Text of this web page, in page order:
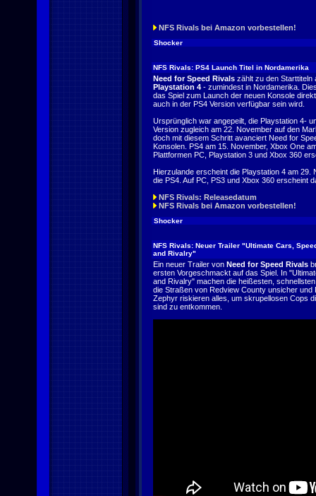
NFS Rivals bei Amazon vorbestellen!
Shocker
NFS Rivals: PS4 Launch Titel in Nordamerika
Need for Speed Rivals zählt zu den Starttiteln
Playstation 4 - zumindest in Nordamerika.
das Spiel zum Launch der neuen Konsole
auch in der PS4 Version verfügbar sein wird.
Ursprünglich war angepeilt, die Playstation 4-
Version zugleich am 22. November auf den
doch mit diesem Schritt avanciert Need for
Konsolen. PS4 am 15. November, Xbox One
Plattformen PC, Playstation 3 und Xbox 360
Hierzulande erscheint die Playstation 4 am
die PS4. Auf PC, PS3 und Xbox 360 erscheint
NFS Rivals: Releasedatum
NFS Rivals bei Amazon vorbestellen!
Shocker
NFS Rivals: Neuer Trailer "Ultimate Cars,
and Rivalry"
Ein neuer Trailer von Need for Speed Rivals
ersten Vorgeschmackt auf das Spiel. In
and Rivalry" machen die heißesten,
die Straßen von Redview County unsicher und
Zephyr riskieren alles, um skrupellosen Cops
sind zu entkommen.